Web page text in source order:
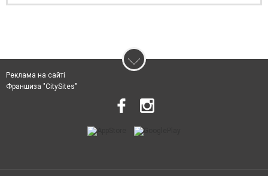
Реклама на сайті
Франшиза "CitySites"